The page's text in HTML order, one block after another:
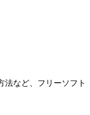
法など、フリーソフト